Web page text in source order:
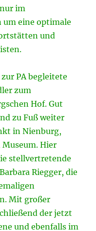
im
um eine optimale
und
PA begleitete
zum
Hof. Gut
zu Fuß weiter
in Nienburg,
Hier
stellvertretende
Riegger, die
Mit großer
der jetzt
und ebenfalls im